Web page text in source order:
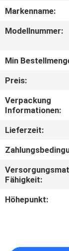
SHOW
UNS
TOUR
KONTAKT
Markenname:
Modellnummer:
Min
Preis:
Verpackung
Informationen:
Lieferzeit:
Fähigkeit:
Höhepunkt: